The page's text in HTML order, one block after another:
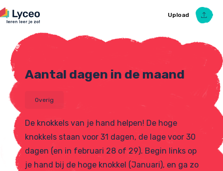
Upload
Upload Ezelsbruggetje
Aantal dagen in de maand
Overig
De knokkels van je hand helpen! De hoge
knokkels staan voor 31 dagen, de lage voor 30
dagen (en in februari 28 of 29). Begin links op
je hand bij de hoge knokkel (Januari), en ga zo